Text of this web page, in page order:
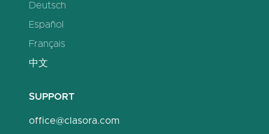
Deutsch
Español
Français
中文
SUPPORT
office@clasora.com